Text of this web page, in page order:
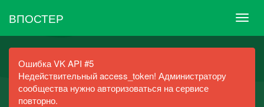
ВПОСТЕР
Ошибка VK API #5
Недействительный access_token! Администратору
сообщества нужно авторизоваться на сервисе
повторно.